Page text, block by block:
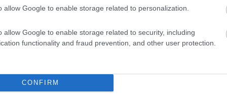
allow Google to enable storage related to personalization.
allow Google to enable storage related to security, including
functionality and fraud prevention, and other user protection.
CONFIRM
το εν λόγω θέμα είχαν ως εξής:
έγκυρες ψήφοι: 2.758.681.580
δικαίωμα ψήφου επί των θεμάτων της